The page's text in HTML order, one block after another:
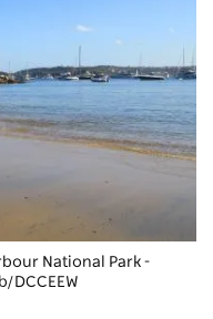
National Park -
DCCEEW